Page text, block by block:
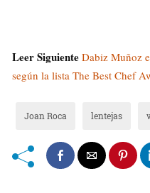
Leer Siguiente Dabiz Muñoz
según la lista The Best Chef
Joan Roca lentejas